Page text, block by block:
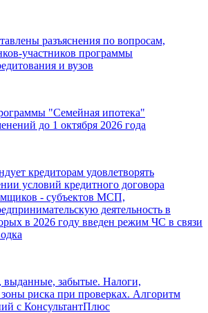
разъяснения по вопросам,
участников программы
и вузов
"Семейная ипотека"
до 1 октября 2026 года
кредиторам удовлетворять
условий кредитного договора
- субъектов МСП,
деятельность в
в 2026 году введен режим ЧС в связи
забытые. Налоги,
зоны риска при проверках. Алгоритм
с КонсультантПлюс